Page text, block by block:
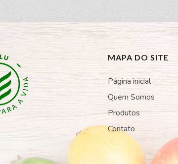
MAPA DO SITE
Página inicial
Quem Somos
Produtos
Contato